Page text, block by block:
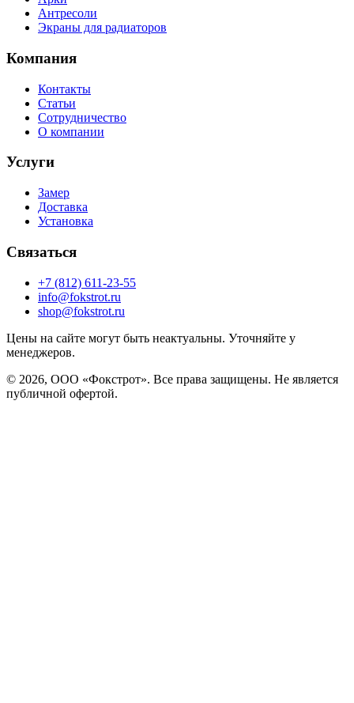
Антресоли
Экраны для радиаторов
Компания
Контакты
Статьи
Сотрудничество
О компании
Услуги
Замер
Доставка
Установка
Связаться
+7 (812) 611-23-55
info@fokstrot.ru
shop@fokstrot.ru
Цены на сайте могут быть неактуальны. Уточняйте у
менеджеров.
© 2026, ООО «Фокстрот». Все права защищены. Не является
публичной офертой.